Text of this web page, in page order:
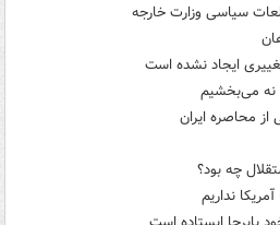
سیاسی وزارت خارجه
ایجاد نشده است
نه می‌بخشیم
از محاصره ایران
چه بود؟
نداریم